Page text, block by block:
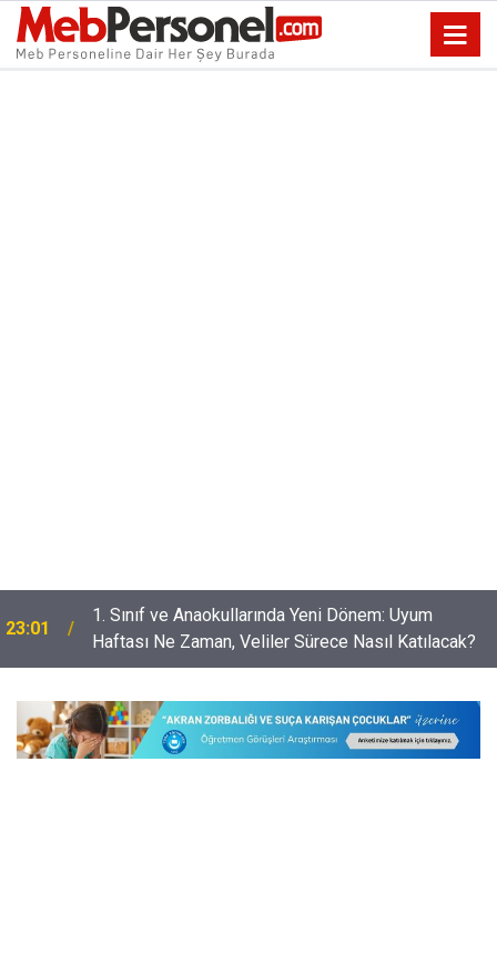
22:32
Öğretmenleri Norm Fazlası Resen Atamadan
Kurtaracak Dilekçe